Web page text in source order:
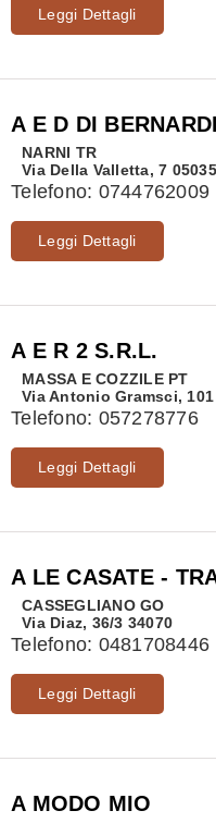
Leggi Dettagli
A E D DI
NARNI
TR
Via Della Valletta, 7 05035
Telefono: 0744762009
Leggi Dettagli
A E R 2 S.R.L.
MASSA E COZZILE PT
Via Antonio Gramsci, 101
Telefono: 057278776
Leggi Dettagli
A LE CASATE -
CASSEGLIANO GO
Via Diaz, 36/3 34070
Telefono: 0481708446
Leggi Dettagli
A MODO MIO